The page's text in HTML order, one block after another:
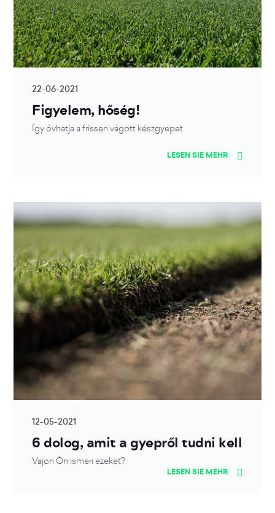
22-06-2021
Figyelem, hőség!
Így óvhatja a frissen vágott készgyepet
LESEN SIE MEHR
12-05-2021
6 dolog, amit a gyepről tudni kell
Vajon Ön ismeri ezeket?
LESEN SIE MEHR